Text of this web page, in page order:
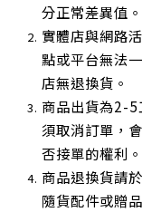
分正常差異值。
實體店與網路
點或平台無法
店無退換貨。
商品出貨為2-
須取消訂單，
否接單的權利。
商品退換貨請
隨貨配件或贈